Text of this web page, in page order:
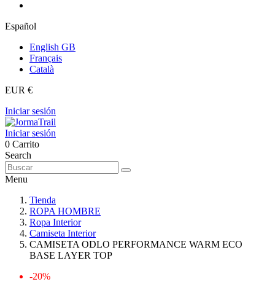
Español
English GB
Français
Català
EUR €
Iniciar sesión
Iniciar sesión
0 Carrito
Search
Menu
Tienda
ROPA HOMBRE
Ropa Interior
Camiseta Interior
CAMISETA ODLO PERFORMANCE WARM ECO
BASE LAYER TOP
-20%